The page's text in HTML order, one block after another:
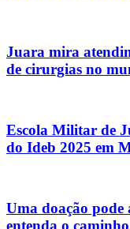
Juara mira
de cirurgias no
Escola Militar de
do Ideb 2025 em
Uma doação pode